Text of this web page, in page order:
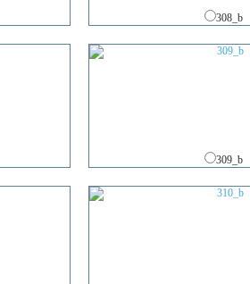
308_b
309_b